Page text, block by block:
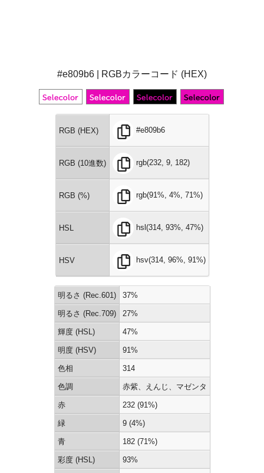
#e809b6 | RGBカラーコード (HEX)
RGB (HEX) #e809b6
RGB (10進数) rgb(232, 9, 182)
RGB (%) rgb(91%, 4%, 71%)
HSL hsl(314, 93%, 47%)
HSV hsv(314, 96%, 91%)
明るさ (Rec.601) 37%
明るさ (Rec.709) 27%
輝度 (HSL) 47%
明度 (HSV) 91%
色相 314
色調 赤紫、えんじ、マゼンタ
赤 232 (91%)
緑 9 (4%)
青 182 (71%)
彩度 (HSL) 93%